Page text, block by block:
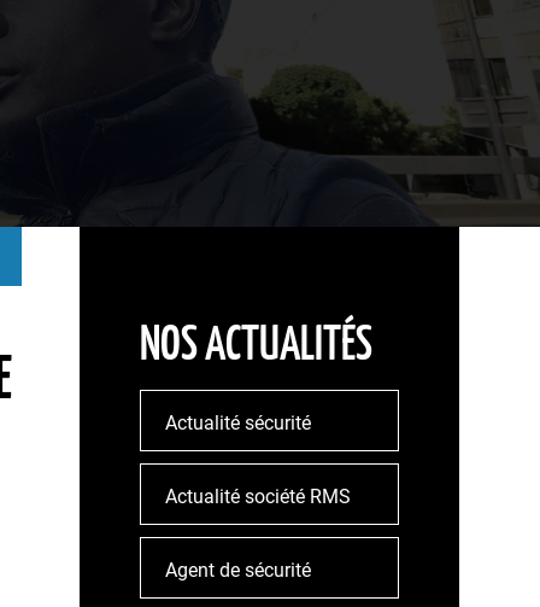
NOS ACTUALITÉS
Actualité sécurité
Actualité société RMS
Agent de sécurité